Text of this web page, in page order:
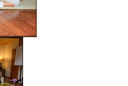
der obengenannten Methoden
mit dem/der
in Achtsamkeit und